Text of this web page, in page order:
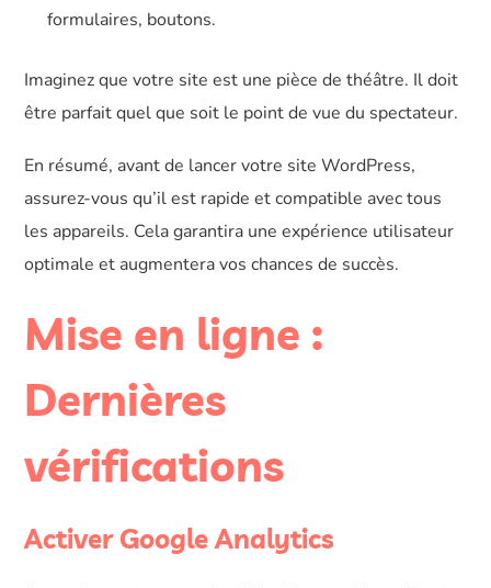
formulaires, boutons.
Imaginez que votre site est une pièce de théâtre. Il doit
être parfait quel que soit le point de vue du spectateur.
En résumé, avant de lancer votre site WordPress,
assurez-vous qu’il est rapide et compatible avec tous
les appareils. Cela garantira une expérience utilisateur
optimale et augmentera vos chances de succès.
Mise en ligne :
Dernières
vérifications
Activer Google Analytics